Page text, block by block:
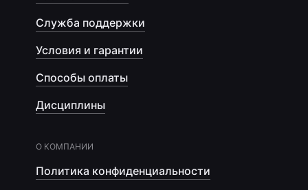
Служба поддержки
Условия и гарантии
Способы оплаты
Дисциплины
О КОМПАНИИ
Политика конфиденциальности